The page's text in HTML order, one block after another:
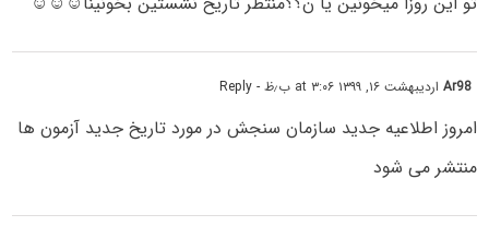
Ar98اردیبهشت ۱۶, ۱۳۹۹ at ۳:۰۶ ب٫ظ - Reply
امروز اطلاعیه جدید سازمان سنجش در مورد تاریخ جدید آزمون ها
منتشر می شود